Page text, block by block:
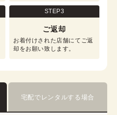
STEP3
ご返却
お着付けされた店舗にてご返
却をお願い致します。
宅配でレンタルする場合